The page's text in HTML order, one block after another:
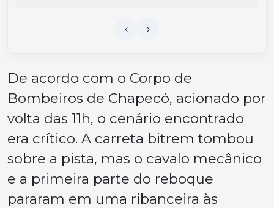
De acordo com o Corpo de
Bombeiros de Chapecó, acionado por
volta das 11h, o cenário encontrado
era crítico. A carreta bitrem tombou
sobre a pista, mas o cavalo mecânico
e a primeira parte do reboque
pararam em uma ribanceira às